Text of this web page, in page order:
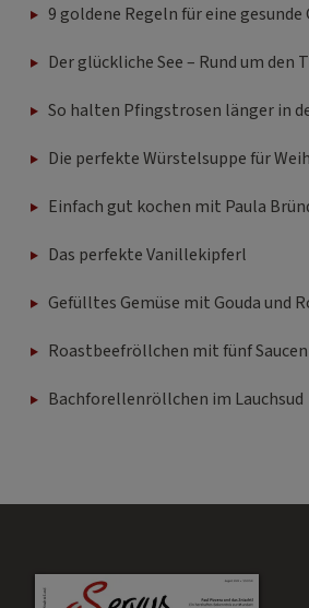
9 goldene Regeln für eine gesunde
Der glückliche See – Rund um den
So halten Pfingstrosen länger in
Die perfekte Würstelsuppe für
Einfach gut kochen mit Paula
Das perfekte Vanillekipferl
Gefülltes Gemüse mit Gouda und
Roastbeefröllchen mit fünf Saucen
Bachforellenröllchen im Lauchsud